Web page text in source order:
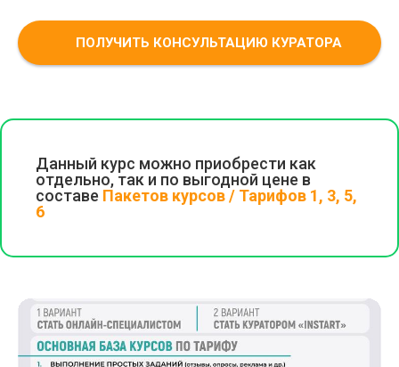
ПОЛУЧИТЬ КОНСУЛЬТАЦИЮ КУРАТОРА
Данный курс можно приобрести как
отдельно, так и по выгодной цене в
составе Пакетов курсов / Тарифов 1, 3, 5,
6